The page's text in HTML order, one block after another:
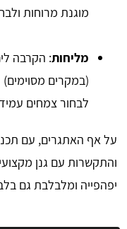
מוגנת מרוחות
מליחות: הקרבה
(במקרים
לבחור צמחים
על אף האתגרים, עם
והתקשרות עם גנן
יפהפייה ומלבלבת גם